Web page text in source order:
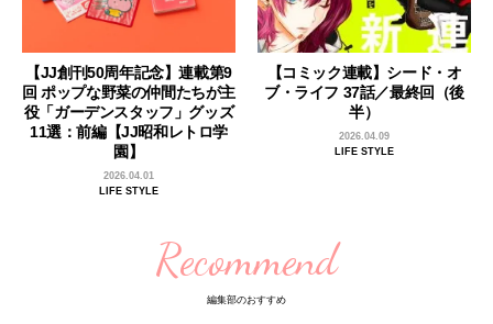
【JJ創刊50周年記念】連載第9
回 ポップな野菜の仲間たちが主
役「ガーデンスタッフ」グッズ
11選：前編【JJ昭和レトロ学
園】
2026.04.01
LIFE STYLE
【コミック連載】シード・オ
ブ・ライフ 37話／最終回（後
半）
2026.04.09
LIFE STYLE
Recommend
編集部のおすすめ